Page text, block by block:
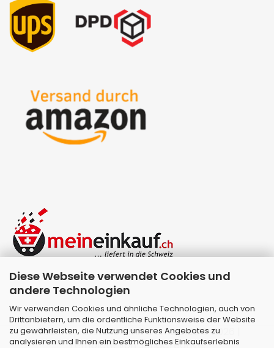
Diese Webseite verwendet Cookies und
andere Technologien
Wir verwenden Cookies und ähnliche Technologien, auch von
Drittanbietern, um die ordentliche Funktionsweise der Website
zu gewährleisten, die Nutzung unseres Angebotes zu
analysieren und Ihnen ein bestmögliches Einkaufserlebnis
Webshop erstellenmit Gambio.de © 2026 |